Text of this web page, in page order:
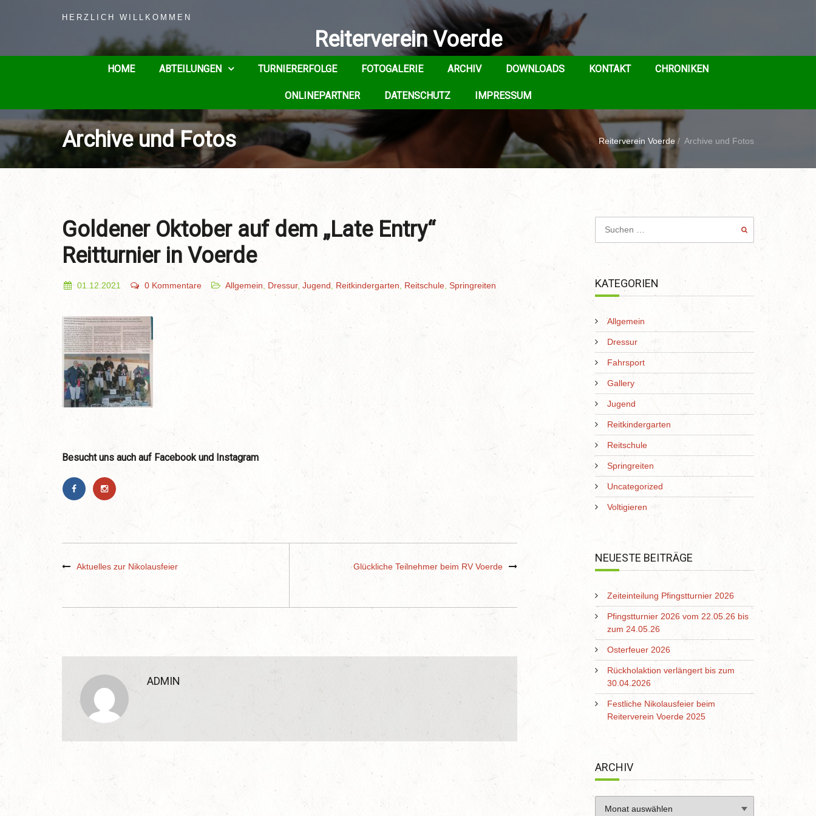
HERZLICH WILLKOMMEN
Reiterverein Voerde
HOME ABTEILUNGEN TURNIERERFOLGE FOTOGALERIE ARCHIV DOWNLOADS KONTAKT CHRONIKEN
ONLINEPARTNER DATENSCHUTZ IMPRESSUM
Archive und Fotos Reiterverein Voerde / Archive und Fotos
Goldener Oktober auf dem „Late Entry“
Reitturnier in Voerde
01.12.2021 0 Kommentare Allgemein Dressur, Jugend Reitkindergarten Reitschule Springreiten
Besucht uns auch auf Facebook und Instagram
Aktuelles zur Nikolausfeier Glückliche Teilnehmer beim RV Voerde
ADMIN
KATEGORIEN
Allgemein
Dressur
Fahrsport
Gallery
Jugend
Reitkindergarten
Reitschule
Springreiten
Uncategorized
Voltigieren
NEUESTE BEITRÄGE
Zeiteinteilung Pfingstturnier 2026
Pfingstturnier 2026 vom 22.05.26 bis
zum 24.05.26
Osterfeuer 2026
Rückholaktion verlängert bis zum
30.04.2026
Festliche Nikolausfeier beim
Reiterverein Voerde 2025
ARCHIV